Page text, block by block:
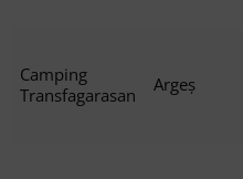
Camping
Transfagarasan
Argeș